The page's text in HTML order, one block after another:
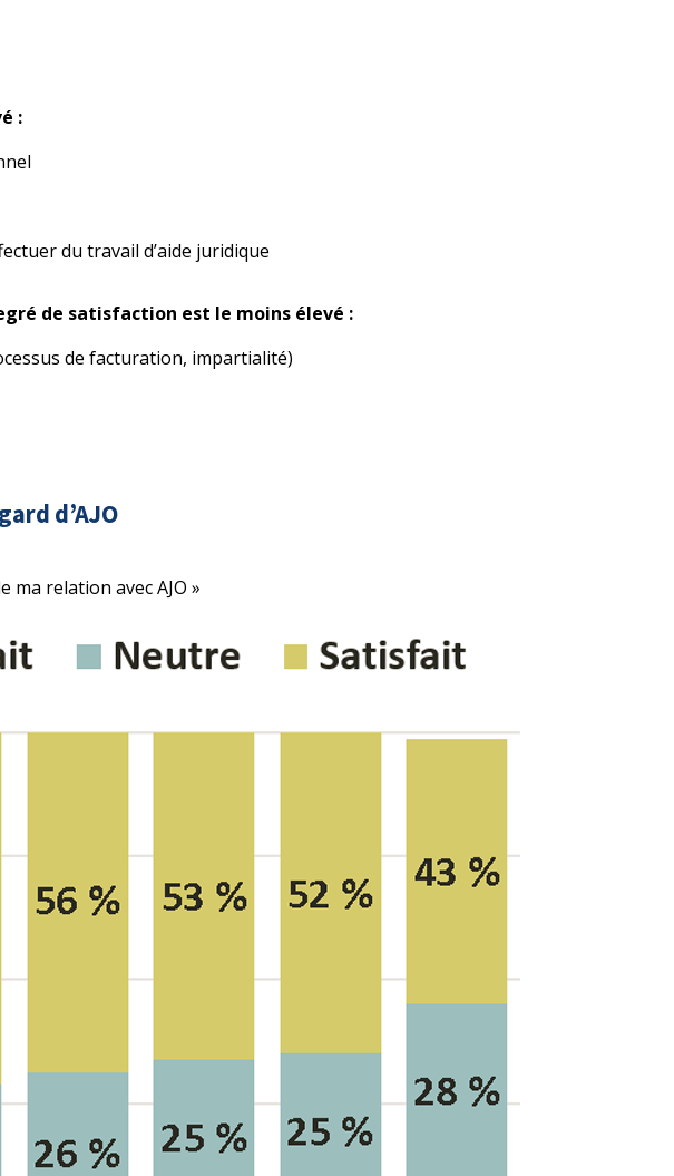
:
du travail d’aide juridique
de satisfaction est le moins élevé :
de facturation, impartialité)
d’AJO
ma relation avec AJO »